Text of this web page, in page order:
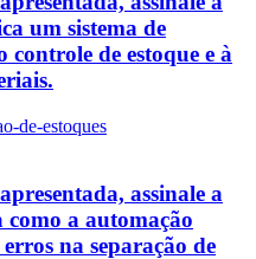
um sistema de
de estoque e à
de-estoques
assinale a
a automação
na separação de